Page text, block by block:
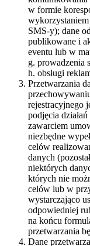
w formie
SMS-y); dane
publikowane i
eventu lub w
g. prowadzenia
h. obsługi
Przetwarzania
rejestracyjnego
podjęcia
zawarciem
niezbędne
celów
danych
niektórych
których nie
celów lub w
wystarczająco
odpowiedniej
na końcu
przetwarzania
Dane